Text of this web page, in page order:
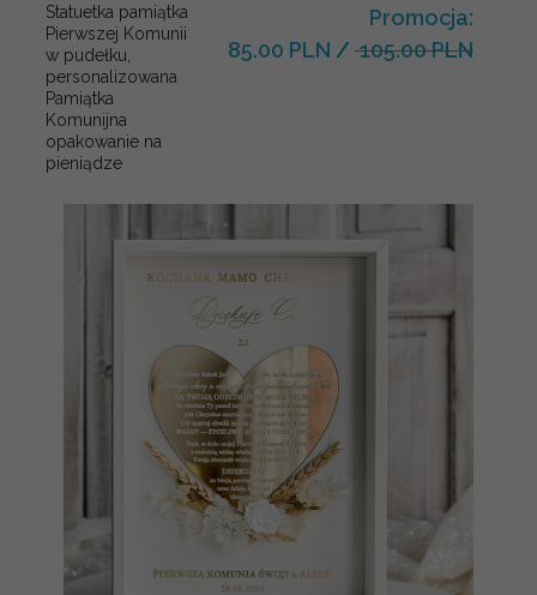
Statuetka pamiątka
Pierwszej Komunii
w pudełku,
personalizowana
Pamiątka
Komunijna
opakowanie na
pieniądze
Promocja:
85.00 PLN / 105.00 PLN